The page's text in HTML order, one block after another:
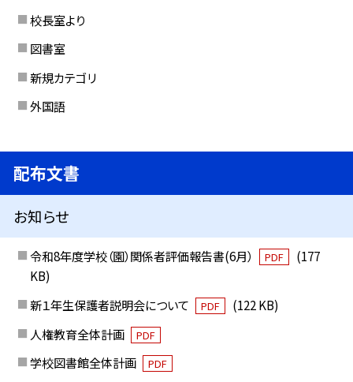
校長室より
図書室
新規カテゴリ
外国語
配布文書
お知らせ
令和8年度学校（園）関係者評価報告書(6月） PDF
(177
KB)
新１年生保護者説明会について
PDF
(122 KB)
人権教育全体計画
PDF
学校図書館全体計画 PDF